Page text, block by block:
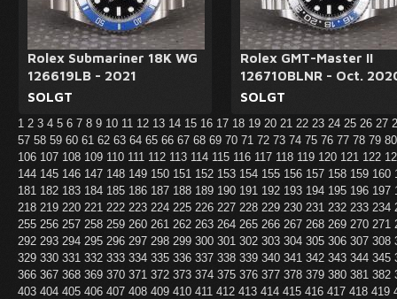
Rolex Submariner 18K WG
126619LB - 2021
SOLGT
Rolex GMT-Master II
126710BLNR - Oct.
SOLGT
1 2 3 4 5 6 7 8 9 10 11 12 13 14 15 16 17 18 19 20 21 22 23 24 25 26 27
57 58 59 60 61 62 63 64 65 66 67 68 69 70 71 72 73 74 75 76 77 78 79
106 107 108 109 110 111 112 113 114 115 116 117 118 119 120 121 122
144 145 146 147 148 149 150 151 152 153 154 155 156 157 158 159 160
181 182 183 184 185 186 187 188 189 190 191 192 193 194 195 196 197
218 219 220 221 222 223 224 225 226 227 228 229 230 231 232 233 234
255 256 257 258 259 260 261 262 263 264 265 266 267 268 269 270 271
292 293 294 295 296 297 298 299 300 301 302 303 304 305 306 307 308
329 330 331 332 333 334 335 336 337 338 339 340 341 342 343 344 345
366 367 368 369 370 371 372 373 374 375 376 377 378 379 380 381 382
403 404 405 406 407 408 409 410 411 412 413 414 415 416 417 418 419